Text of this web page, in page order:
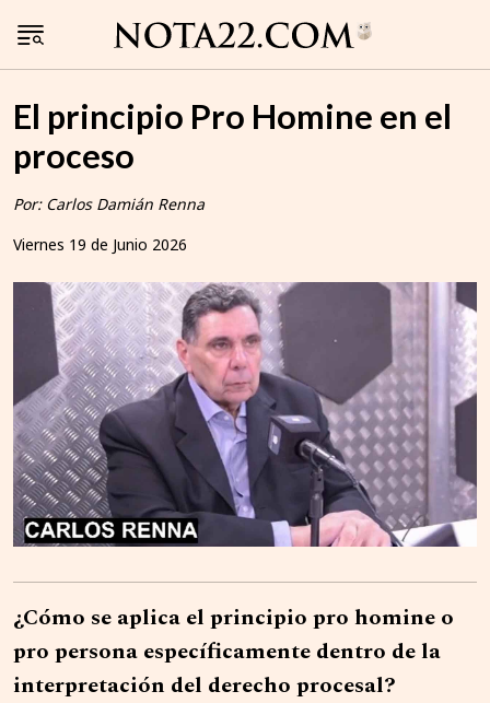
El principio Pro Homine en el
proceso
Por: Carlos Damián Renna
Viernes 19 de Junio 2026
¿Cómo se aplica el principio pro homine o
pro persona específicamente dentro de la
interpretación del derecho procesal?